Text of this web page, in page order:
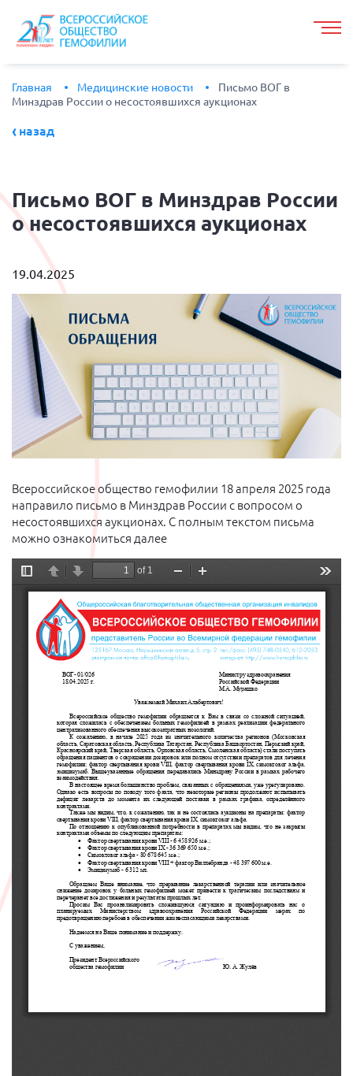
Главная Медицинские новости
Письмо ВОГ в
Минздрав России о несостоявшихся аукционах
назад
Письмо ВОГ в Минздрав России
о несостоявшихся аукционах
19.04.2025
Всероссийское общество гемофилии 18 апреля 2025 года
направило письмо в Минздрав России с вопросом о
несостоявшихся аукционах. С полным текстом письма
можно ознакомиться далее